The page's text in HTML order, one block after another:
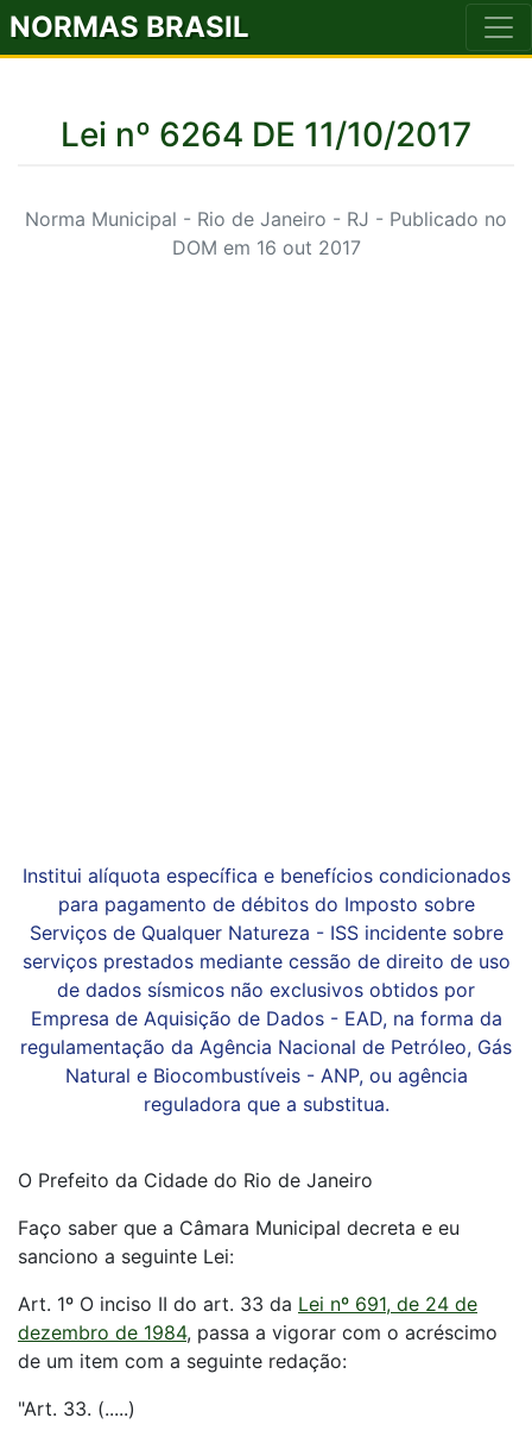
NORMAS BRASIL
Lei nº 6264 DE 11/10/2017
Norma Municipal - Rio de Janeiro - RJ - Publicado no
DOM em 16 out 2017
Institui alíquota específica e benefícios condicionados
para pagamento de débitos do Imposto sobre
Serviços de Qualquer Natureza - ISS incidente sobre
serviços prestados mediante cessão de direito de uso
de dados sísmicos não exclusivos obtidos por
Empresa de Aquisição de Dados - EAD, na forma da
regulamentação da Agência Nacional de Petróleo, Gás
Natural e Biocombustíveis - ANP, ou agência
reguladora que a substitua.
O Prefeito da Cidade do Rio de Janeiro
Faço saber que a Câmara Municipal decreta e eu
sanciono a seguinte Lei:
Art. 1º O inciso II do art. 33 da Lei nº 691, de 24 de
dezembro de 1984, passa a vigorar com o acréscimo
de um item com a seguinte redação:
"Art. 33. (.....)